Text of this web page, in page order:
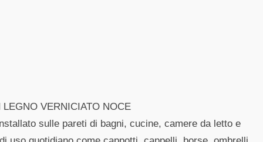
VERNICIATO NOCE
sulle pareti di bagni, cucine, camere da letto e